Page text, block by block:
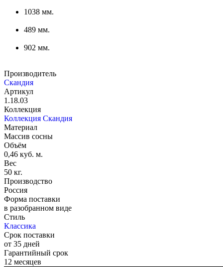
1038 мм.
489 мм.
902 мм.
Производитель
Скандия
Артикул
1.18.03
Коллекция
Коллекция Скандия
Материал
Массив сосны
Объём
0,46 куб. м.
Вес
50 кг.
Производство
Россия
Форма поставки
в разобранном виде
Стиль
Классика
Срок поставки
от 35 дней
Гарантийный срок
12 месяцев